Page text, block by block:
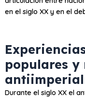
en el siglo XX y en el
populares
Durante el siglo XX el